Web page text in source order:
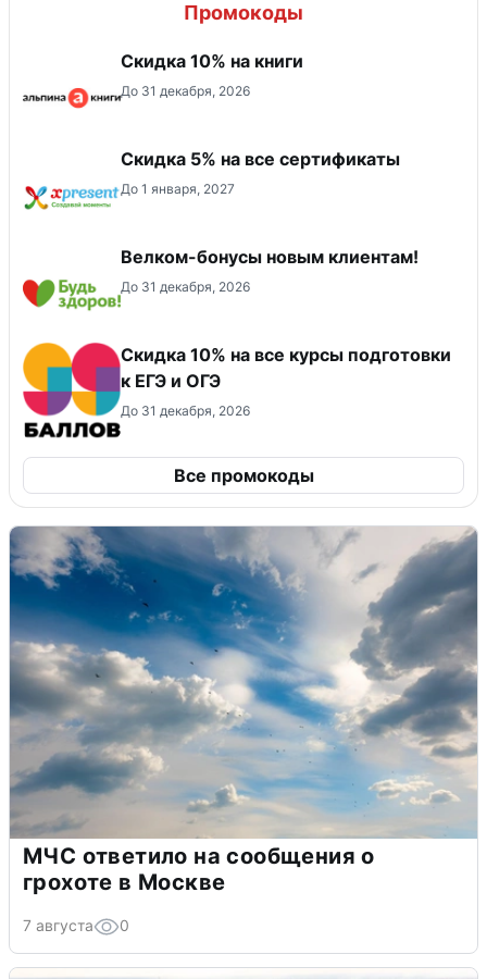
Промокоды
Скидка 10% на книги
До 31 декабря, 2026
Скидка 5% на все сертификаты
До 1 января, 2027
Велком-бонусы новым клиентам!
До 31 декабря, 2026
Cкидка 10% на все курсы подготовки
к ЕГЭ и ОГЭ
До 31 декабря, 2026
Все промокоды
МЧС ответило на сообщения о
грохоте в Москве
7 августа 0